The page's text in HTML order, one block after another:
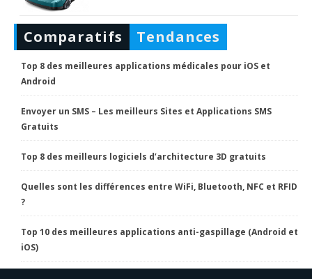
Comparatifs Tendances
Top 8 des meilleures applications médicales pour iOS et
Android
Envoyer un SMS – Les meilleurs Sites et Applications SMS
Gratuits
Top 8 des meilleurs logiciels d’architecture 3D gratuits
Quelles sont les différences entre WiFi, Bluetooth, NFC et RFID
?
Top 10 des meilleures applications anti-gaspillage (Android et
iOS)